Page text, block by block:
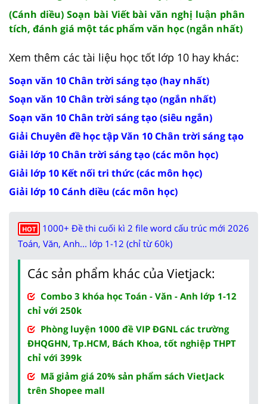
(Cánh diều) Soạn bài Viết bài văn nghị luận phân
tích, đánh giá một tác phẩm văn học (ngắn nhất)
Xem thêm các tài liệu học tốt lớp 10 hay khác:
Soạn văn 10 Chân trời sáng tạo (hay nhất)
Soạn văn 10 Chân trời sáng tạo (ngắn nhất)
Soạn văn 10 Chân trời sáng tạo (siêu ngắn)
Giải Chuyên đề học tập Văn 10 Chân trời sáng tạo
Giải lớp 10 Chân trời sáng tạo (các môn học)
Giải lớp 10 Kết nối tri thức (các môn học)
Giải lớp 10 Cánh diều (các môn học)
HOT
1000+ Đề thi cuối kì 2 file word cấu trúc mới 2026
Toán, Văn, Anh... lớp 1-12 (chỉ từ 60k)
Các sản phẩm khác của Vietjack:
Combo 3 khóa học Toán - Văn - Anh lớp 1-12
chỉ với 250k
Phòng luyện 1000 đề VIP ĐGNL các trường
ĐHQGHN, Tp.HCM, Bách Khoa, tốt nghiệp THPT
chỉ với 399k
Mã giảm giá 20% sản phẩm sách VietJack
trên Shopee mall